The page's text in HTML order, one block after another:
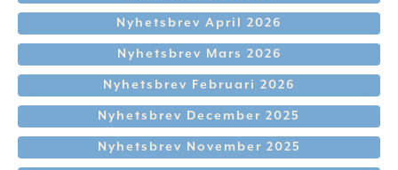
Nyhetsbrev April 2026
Nyhetsbrev Mars 2026
Nyhetsbrev Februari 2026
Nyhetsbrev December 2025
Nyhetsbrev November 2025